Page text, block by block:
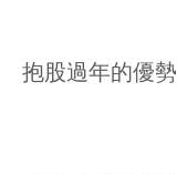
抱股過年的優勢